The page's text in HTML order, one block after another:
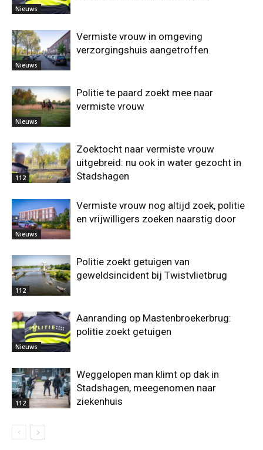
Nieuws
Nieuws
Vermiste vrouw in omgeving
verzorgingshuis aangetroffen
Nieuws
Politie te paard zoekt mee naar
vermiste vrouw
112
Zoektocht naar vermiste vrouw
uitgebreid: nu ook in water gezocht in
Stadshagen
Nieuws
Vermiste vrouw nog altijd zoek, politie
en vrijwilligers zoeken naarstig door
112
Politie zoekt getuigen van
geweldsincident bij Twistvlietbrug
Nieuws
Aanranding op Mastenbroekerbrug:
politie zoekt getuigen
112
Weggelopen man klimt op dak in
Stadshagen, meegenomen naar
ziekenhuis